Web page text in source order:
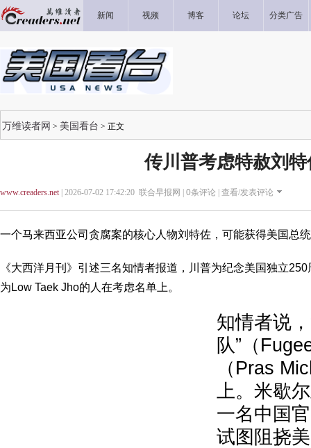
新闻 视频 博客 论坛 分类广告
万维读者网 > 美国看台 > 正文
传川普考虑特赦刘特
www.creaders.net| 2026-07-02 17:42:20 联合早报网 | 0条评论 | 查看/发表评论
一个马来西亚公司贪腐案的核心人物刘特佐，可能获得美国总
《大西洋月刊》引述三名知情者报道，川普为纪念美国独立
为Low Taek Jho的人在考虑名单上。
知情者说
队”（
（Pras
上。米歇
一名中国
试图阻挠